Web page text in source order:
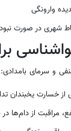
وارونگی
شهری در صورت
و سرمای بامدادی:
خسارت یخبندان
مراقبت از